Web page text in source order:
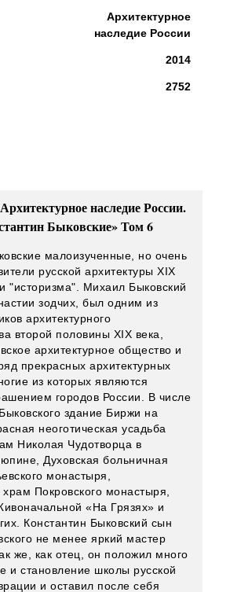
Архитектурное
наследие России
2014
2752
наследие России.
Быковские» Том 6
малоизученные, но очень
русской архитектуры XIX
"историзма". Михаил Быковский
зодчих, был одним из
архитектурного
второй половины XIX века,
архитектурное общество и
прекрасных архитектурных
из которых являются
городов России. В числе
здание Биржи на
неоготическая усадьба
Николая Чудотворца в
Духовская больничная
монастыря,
храм Покровского монастыря,
«На Грязях» и
Константин Быковский сын
не менее яркий мастер
же, как отец, он положил много
и становление школы русской
и оставил после себя